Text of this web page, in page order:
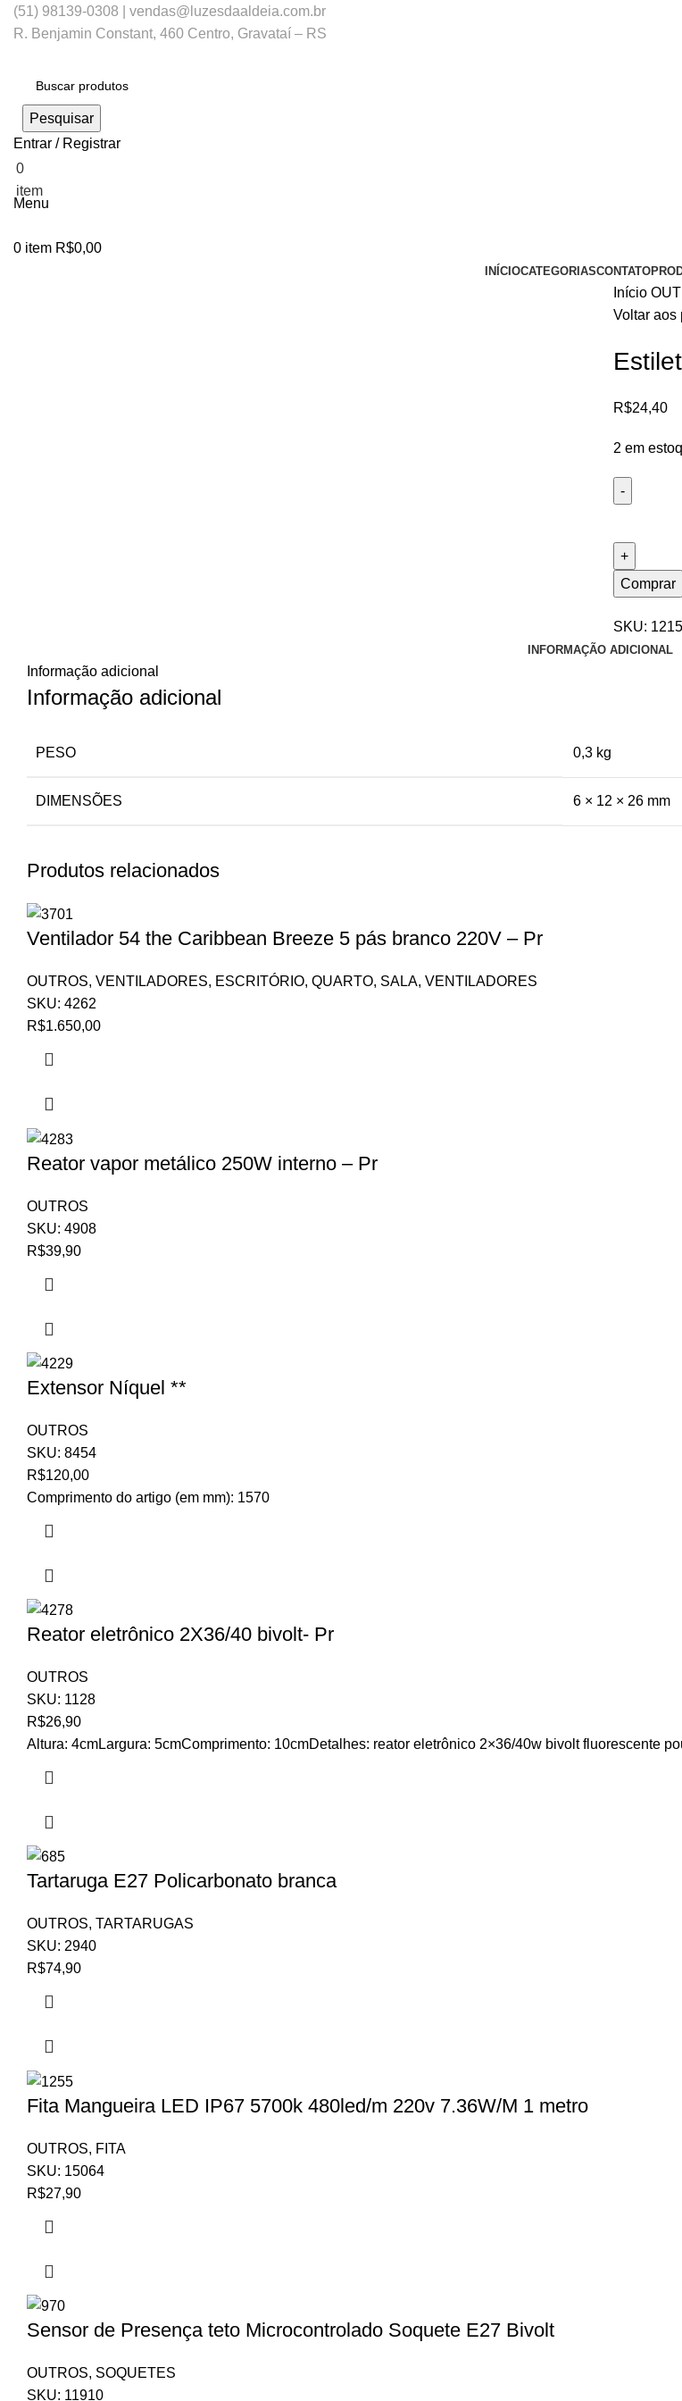
(51) 98139-0308 | vendas@luzesdaaldeia.com.br
R. Benjamin Constant, 460 Centro, Gravataí – RS
Pesquisar
Entrar / Registrar
0
item
Menu
0 item R$0,00
INÍCIOCATEGORIASCONTATO
Início
Voltar aos
R$24,40
2 em
Comprar
SKU:
INFORMAÇÃO ADICIONAL
Informação adicional
Informação adicional
PESO 0,3 kg
DIMENSÕES 6 × 12 × 26 mm
Produtos relacionados
Ventilador 54 the Caribbean Breeze 5 pás branco 220V – Pr
OUTROS, VENTILADORES, ESCRITÓRIO, QUARTO, SALA, VENTILADORES
SKU: 4262
R$1.650,00
Reator vapor metálico 250W interno – Pr
OUTROS
SKU: 4908
R$39,90
Extensor Níquel **
OUTROS
SKU: 8454
R$120,00
Comprimento do artigo (em mm): 1570
Reator eletrônico 2X36/40 bivolt- Pr
OUTROS
SKU: 1128
R$26,90
Altura: 4cmLargura: 5cmComprimento: 10cmDetalhes: reator eletrônico 2×36/40w bivolt fluorescente
Tartaruga E27 Policarbonato branca
OUTROS, TARTARUGAS
SKU: 2940
R$74,90
Fita Mangueira LED IP67 5700k 480led/m 220v 7.36W/M 1 metro
OUTROS, FITA
SKU: 15064
R$27,90
Sensor de Presença teto Microcontrolado Soquete E27 Bivolt
OUTROS, SOQUETES
SKU: 11910